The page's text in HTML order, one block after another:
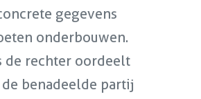
gegevens
onderbouwen.
de rechter oordeelt
benadeelde partij